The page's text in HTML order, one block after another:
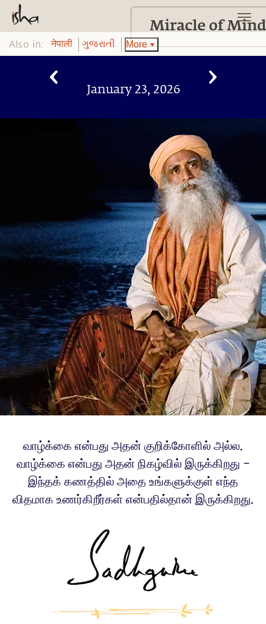
Also in: नेपाली ગુજરાતી More
January 23, 2026
வாழ்க்கை என்பது அதன் குறிக்கோளில் அல்ல.
வாழ்க்கை என்பது அதன் நிகழ்வில் இருக்கிறது –
இந்தக் கணத்தில் அதை உங்களுக்குள் எந்த
விதமாக உணர்கிறீர்கள் என்பதில்தான் இருக்கிறது.